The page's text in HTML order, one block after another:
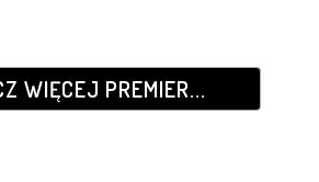
WIĘCEJ PREMIER...